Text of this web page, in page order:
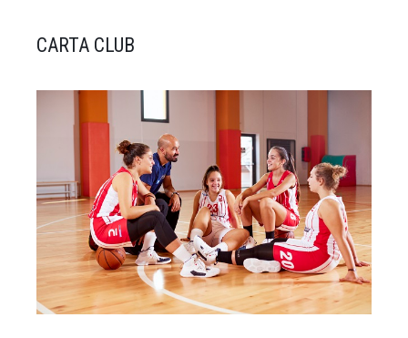
CARTA CLUB